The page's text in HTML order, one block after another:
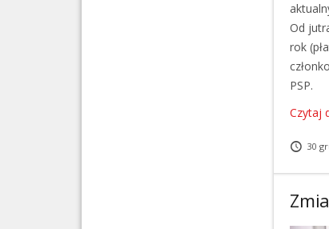
Od
rok
PSP.
Czytaj
30